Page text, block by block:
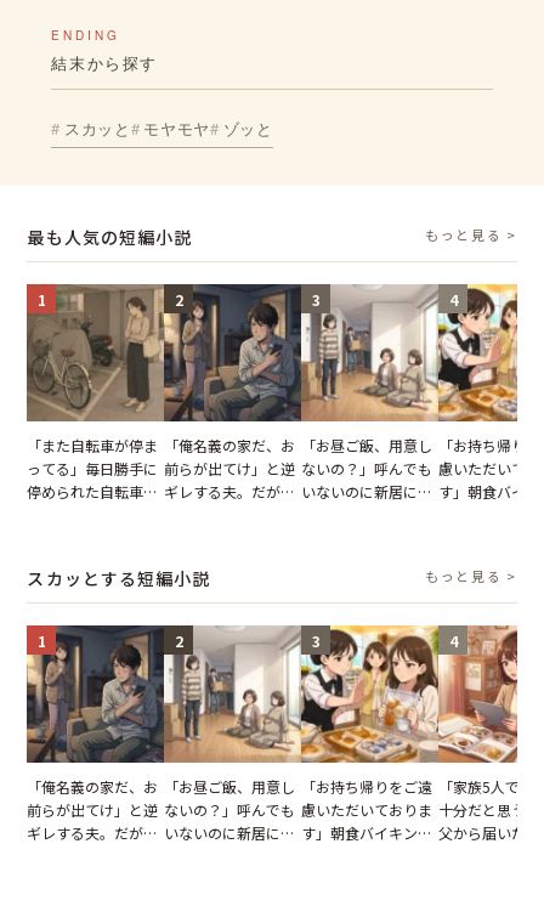
ENDING
結末から探す
スカッと モヤモヤ ゾッと
最も人気の短編小説 もっと見る >
1
「また自転車が停ま
ってる」毎日勝手に
停められた自転車。
2
「俺名義の家だ、お
前らが出てけ」と逆
ギレする夫。だが、
3
「お昼ご飯、用意し
ないの？」呼んでも
いないのに新居にあ
4
「お持ち帰り
慮いただいて
す」朝食バイ
が一変
スカッとする短編小説 もっと見る >
1
「俺名義の家だ、お
前らが出てけ」と逆
ギレする夫。だが、
2
「お昼ご飯、用意し
ないの？」呼んでも
いないのに新居にあ
3
「お持ち帰りをご遠
慮いただいておりま
す」朝食バイキング
4
「家族5人で3
十分だと思う
父から届いたご